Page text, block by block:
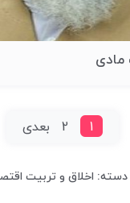
بعدی
دسته: اخلاق و تربیت